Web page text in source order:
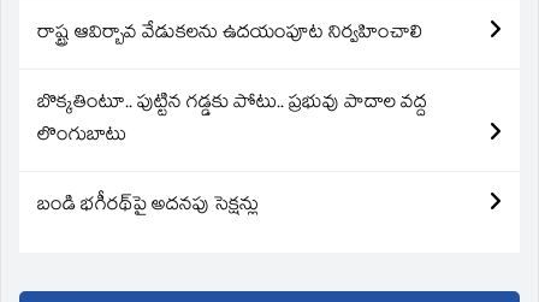
రాష్ట్ర ఆవిర్బావ వేడుకలను ఉదయంపూట నిర్వహించాలి
బొక్కతింటూ.. పుట్టిన గడ్డకు పోటు.. ప్రభువు పాదాల వద్ద
లొంగుబాటు
బండి భగీరథ్‌పై అదనపు సెక్షన్లు